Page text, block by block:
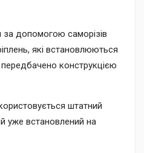
за допомогою саморізів
які встановлюються
конструкцією
штатний
уже встановлений на